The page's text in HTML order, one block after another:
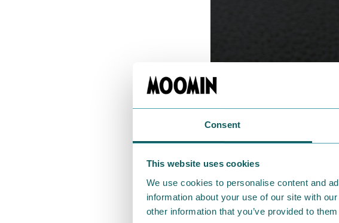
Consent
This website uses cookies
We use cookies to personalise content and
information about your use of our site with
other information that you’ve provided to